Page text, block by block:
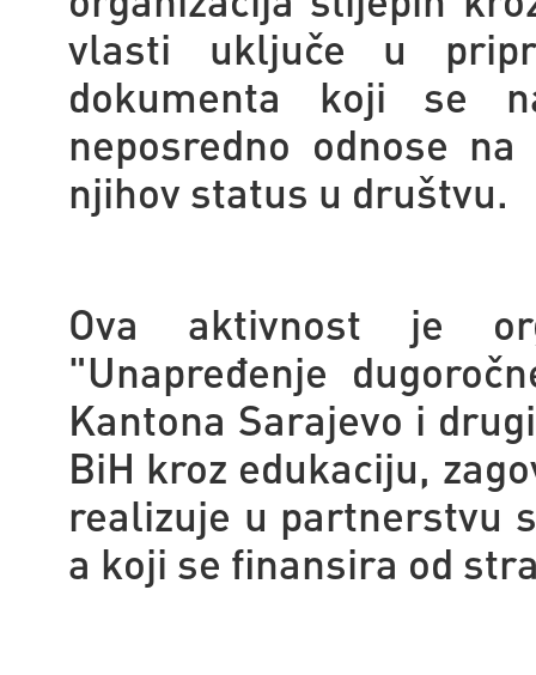
vlasti uključe u
dokumenta koji se
neposredno odnose
njihov status u društvu.
Ova aktivnost je
"Unapređenje
Kantona Sarajevo i
BiH kroz edukaciju,
realizuje u partnerstvu
a koji se finansira od